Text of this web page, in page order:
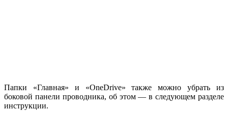
Папки «Главная» и «OneDrive» также можно убрать из
боковой панели проводника, об этом — в следующем разделе
инструкции.